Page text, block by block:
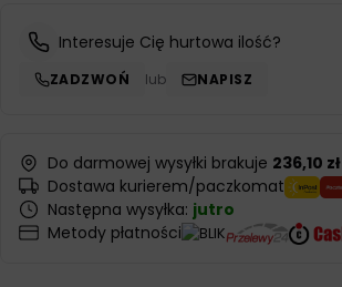
Interesuje Cię hurtowa ilość?
ZADZWOŃ lub NAPISZ
Do darmowej wysyłki brakuje 236,10 zł
Dostawa kurierem/paczkomat
Następna wysyłka: jutro
Metody płatności